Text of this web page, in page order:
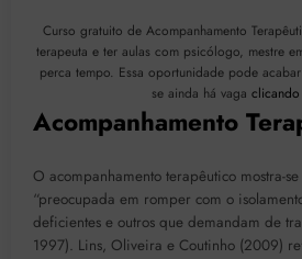
Curso gratuito de Acompanhamento
terapeuta e ter aulas com psicólogo, mestre
perca tempo. Essa oportunidade pode
se ainda há vaga
Acompanhamento
O acompanhamento terapêutico mostra-
“preocupada em romper com o
deficientes e outros que demandam de
1997). Lins, Oliveira e Coutinho (2009)